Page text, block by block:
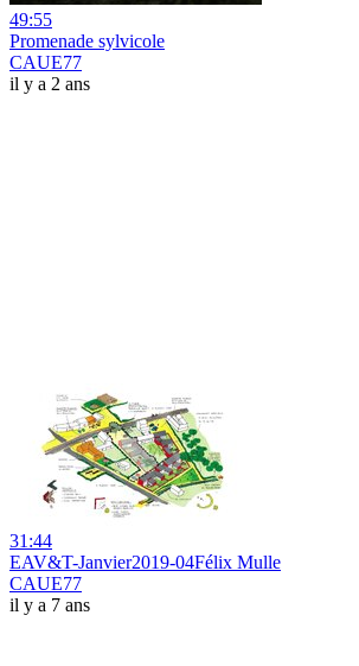
49:55
Promenade sylvicole
CAUE77
il y a 2 ans
31:44
EAV&T-Janvier2019-04Félix Mulle
CAUE77
il y a 7 ans